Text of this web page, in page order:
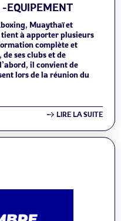
EQUIPEMENT
Muaythaï et
tient à apporter plusieurs
complète et
ses clubs et de
il convient de
lors de la réunion du
LIRE LA SUITE